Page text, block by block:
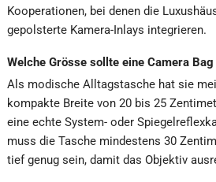
Kooperationen, bei denen die
gepolsterte Kamera-Inlays integrieren.
Welche Grösse sollte eine Camera Bag
Als modische Alltagstasche hat sie
kompakte Breite von 20 bis 25
eine echte System- oder
muss die Tasche mindestens 30
tief genug sein, damit das Objektiv